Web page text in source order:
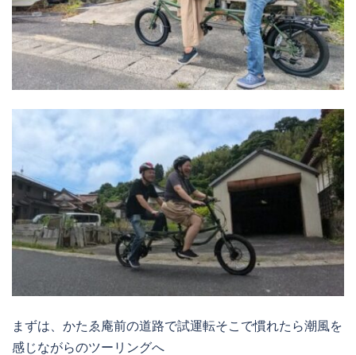
まずは、かたゑ庵前の道路で試運転そこで慣れたら潮風を
感じながらのツーリングへ